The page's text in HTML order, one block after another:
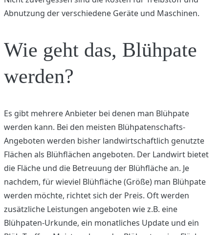
Abnutzung der verschiedene Geräte und Maschinen.
Wie geht das, Blühpate
werden?
Es gibt mehrere Anbieter bei denen man Blühpate
werden kann. Bei den meisten Blühpatenschafts-
Angeboten werden bisher landwirtschaftlich genutzte
Flächen als Blühflächen angeboten. Der Landwirt bietet
die Fläche und die Betreuung der Blühfläche an. Je
nachdem, für wieviel Blühfläche (Größe) man Blühpate
werden möchte, richtet sich der Preis. Oft werden
zusätzliche Leistungen angeboten wie z.B. eine
Blühpaten-Urkunde, ein monatliches Update und ein